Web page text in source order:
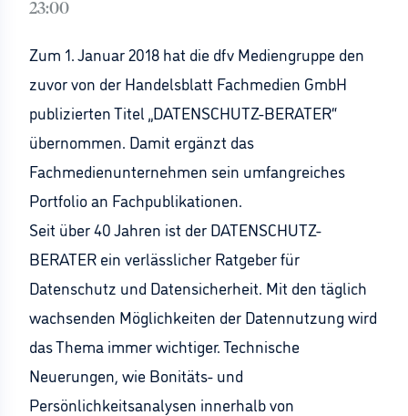
23:00
Zum 1. Januar 2018 hat die dfv Mediengruppe den
zuvor von der Handelsblatt Fachmedien GmbH
publizierten Titel „DATENSCHUTZ-BERATER“
übernommen. Damit ergänzt das
Fachmedienunternehmen sein umfangreiches
Portfolio an Fachpublikationen.
Seit über 40 Jahren ist der DATENSCHUTZ-
BERATER ein verlässlicher Ratgeber für
Datenschutz und Datensicherheit. Mit den täglich
wachsenden Möglichkeiten der Datennutzung wird
das Thema immer wichtiger. Technische
Neuerungen, wie Bonitäts- und
Persönlichkeitsanalysen innerhalb von